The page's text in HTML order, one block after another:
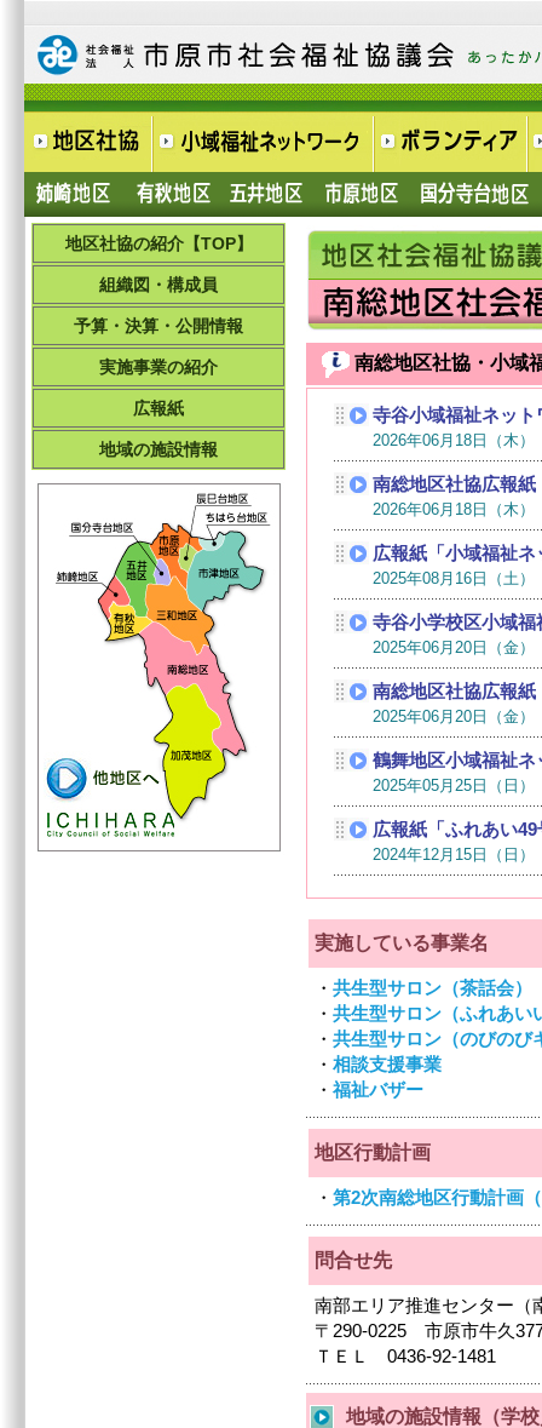
地区社協の紹介【TOP】
組織図・構成員
予算・決算・公開情報
実施事業の紹介
広報紙
地域の施設情報
南総地区社協・小域
実施している事業名
・ 共生型サロン（茶話会）
・ 共生型サロン（ふれあい
・ 共生型サロン（のびのび
・ 相談支援事業
・ 福祉バザー
地区行動計画
・ 第2次南総地区行動計画
問合せ先
南部エリア推進センター（
〒290-0225 市原市牛久
ＴＥＬ 0436-92-1481
地域の施設情報（学